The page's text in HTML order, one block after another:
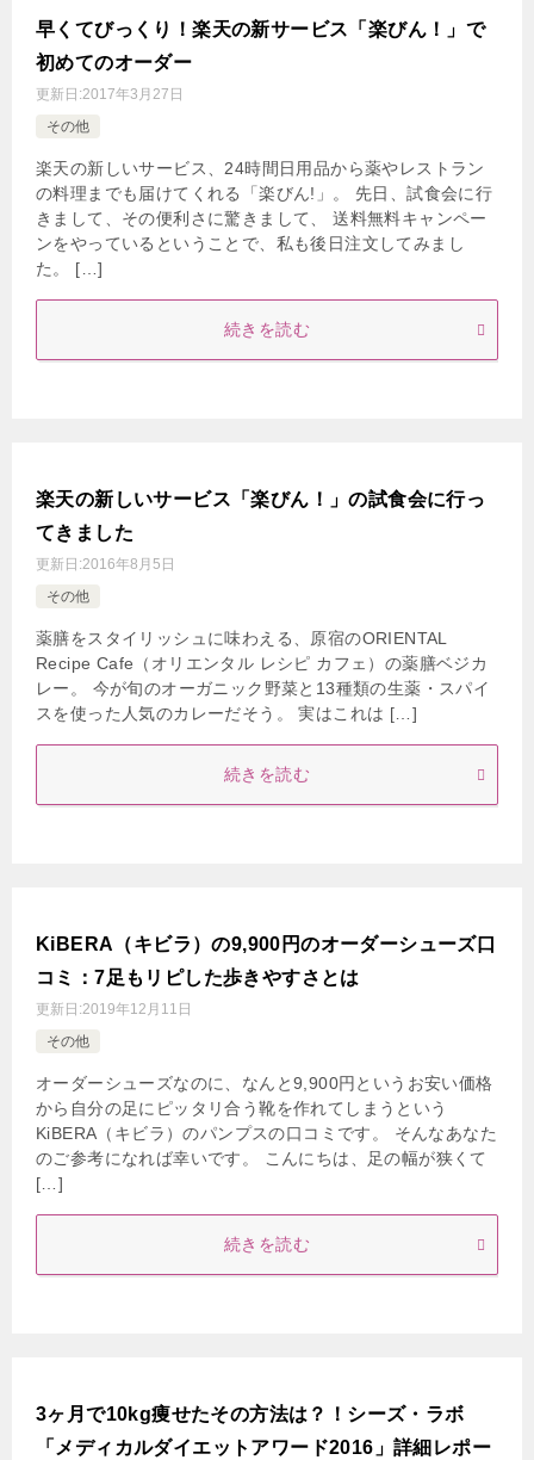
早くてびっくり！楽天の新サービス「楽びん！」で
初めてのオーダー
更新日:2017年3月27日
その他
楽天の新しいサービス、24時間日用品から薬やレストラン
の料理までも届けてくれる「楽びん!」。 先日、試食会に行
きまして、その便利さに驚きまして、 送料無料キャンペー
ンをやっているということで、私も後日注文してみまし
た。 […]
続きを読む
楽天の新しいサービス「楽びん！」の試食会に行っ
てきました
更新日:2016年8月5日
その他
薬膳をスタイリッシュに味わえる、原宿のORIENTAL
Recipe Cafe（オリエンタル レシピ カフェ）の薬膳ベジカ
レー。 今が旬のオーガニック野菜と13種類の生薬・スパイ
スを使った人気のカレーだそう。 実はこれは […]
続きを読む
KiBERA（キビラ）の9,900円のオーダーシューズ口
コミ：7足もリピした歩きやすさとは
更新日:2019年12月11日
その他
オーダーシューズなのに、なんと9,900円というお安い価格
から自分の足にピッタリ合う靴を作れてしまうという
KiBERA（キビラ）のパンプスの口コミです。 そんなあなた
のご参考になれば幸いです。 こんにちは、足の幅が狭くて
[…]
続きを読む
3ヶ月で10kg痩せたその方法は？！シーズ・ラボ
「メディカルダイエットアワード2016」詳細レポー